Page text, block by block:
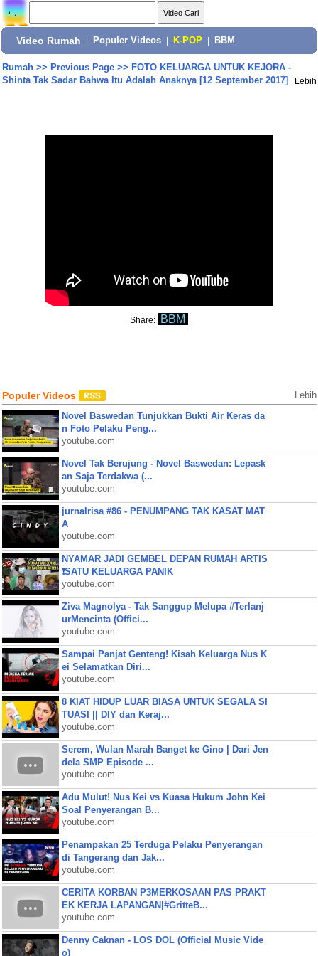
Video Rumah Populer Videos K-POP BBM
Rumah>> Previous Page>> FOTO KELUARGA UNTUK KEJORA -
Shinta Tak Sadar Bahwa Itu Adalah Anaknya [12 September 2017]
Lebih
Share: BBM
Populer Videos Lebih
Novel Baswedan Tunjukkan Bukti Air Keras da
n Foto Pelaku Peng...
youtube.com
Novel Tak Berujung - Novel Baswedan: Lepask
an Saja Terdakwa (...
youtube.com
jurnalrisa #86 - PENUMPANG TAK KASAT MAT
A
youtube.com
NYAMAR JADI GEMBEL DEPAN RUMAH ARTIS
❗SATU KELUARGA PANIK
youtube.com
Ziva Magnolya - Tak Sanggup Melupa #Terlanj
urMencinta (Offici...
youtube.com
Sampai Panjat Genteng! Kisah Keluarga Nus K
ei Selamatkan Diri...
youtube.com
8 KIAT HIDUP LUAR BIASA UNTUK SEGALA SI
TUASI || DIY dan Keraj...
youtube.com
Serem, Wulan Marah Banget ke Gino | Dari Jen
dela SMP Episode ...
youtube.com
Adu Mulut! Nus Kei vs Kuasa Hukum John Kei
Soal Penyerangan B...
youtube.com
Penampakan 25 Terduga Pelaku Penyerangan
di Tangerang dan Jak...
youtube.com
CERITA KORBAN P3MERKOSAAN PAS PRAKT
EK KERJA LAPANGAN|#GritteB...
youtube.com
Denny Caknan - LOS DOL (Official Music Vide
o)